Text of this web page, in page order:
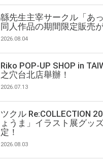
緜先生主宰サークル「あ
同人作品の期間限定販売
2026.08.04
Riko POP-UP SHOP in
之穴台北店舉辦！
2026.07.13
ツクル Re:COLLECTION
ょうま」イラスト展グッ
定！
2026.08.03